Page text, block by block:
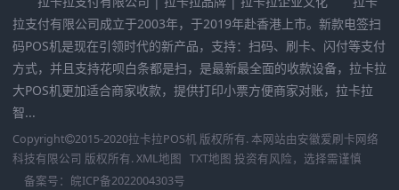
拉支付有限公司成立于2003年，于2019年赴香港上市。新款电签扫
码POS机是现在引领时代的新产品，支持：扫码、刷卡、闪付等支付
方式，并且支持花呗白条都是扫，是最新最全面的收款设备，拉卡拉
大POS机更加适合商家收款，提供打印小票方便商家对账，拉卡拉
智...
Copyright 2015-2020拉卡拉POS机 版权所有. 本网站由安徽爱刷卡网络
科技有限公司 版权所有. XML地图 TXT地图 投资有风险，选择需谨慎
备案号： 皖ICP备2022004303号